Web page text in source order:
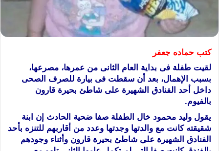
كتب حماده جعفر
لقيت طفلة فى بداية العام الثانى من عمرها، مصرعها،
بسبب الإهمال، بعد أن سقطت فى بيارة للصرف الصحى
داخل أحد الفنادق الشهيرة على شاطئ بحيرة قارون
بالفيوم.
يقول وليد محمود خال الطفلة صفا ضحية الحادث إن ابنة
شقيقته كانت مع والدتها وجدتها وعدد من أقاربهم للتنزه بأحد
الفنادق الشهيرة على شاطئ بحيرة قارون وأثناء وجودهم